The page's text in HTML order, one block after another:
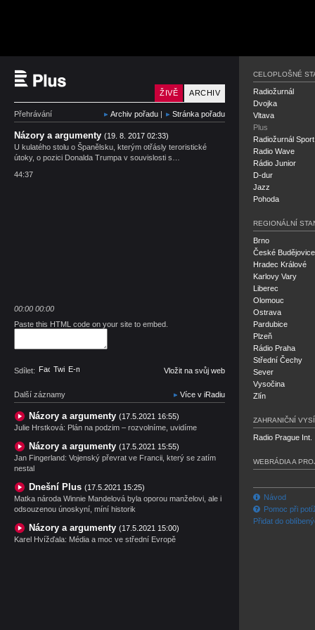
ARCHIV
ŽIVĚ
Přehrávání Archiv pořadu | Stránka pořadu
Názory a argumenty (19. 8. 2017 02:33)
U kulatého stolu o Španělsku, kterým otřásly teroristické
útoky, o pozici Donalda Trumpa v souvislosti s…
44:37
00:00 00:00
Paste this HTML code on your site to embed.
Sdílet: Facebook
TwitterE-mail Vložit na svůj web
Další záznamy Více v iRadiu
Názory a argumenty (17.5.2021 16:55)
Julie Hrstková: Plán na podzim – rozvolníme, uvidíme
Názory a argumenty (17.5.2021 15:55)
Jan Fingerland: Vojenský převrat ve Francii, který se zatím
nestal
Dnešní Plus (17.5.2021 15:25)
Matka národa Winnie Mandelová byla oporou manželovi, ale i
odsouzenou únoskyní, míní historik
Názory a argumenty (17.5.2021 15:00)
Karel Hvížďala: Média a moc ve střední Evropě
CELOPLOŠNÉ
Radiožurnál
Dvojka
Vltava
Plus
Radiožurnál Sport
Radio Wave
Rádio Junior
D-dur
Jazz
Pohoda
REGIONÁLNÍ
Brno
České Budějovice
Hradec Králové
Karlovy Vary
Liberec
Olomouc
Ostrava
Pardubice
Plzeň
Rádio Praha
Střední Čechy
Sever
Vysočina
Zlín
ZAHRANIČNÍ
Radio Prague Int.
WEBRÁDIA A
Návod
Pomoc při
Přidat do